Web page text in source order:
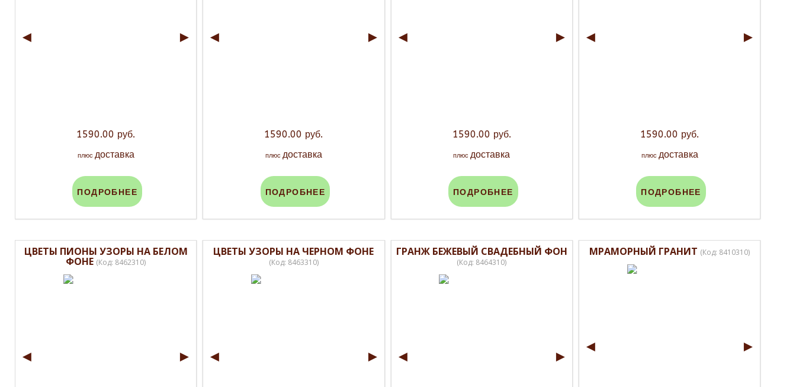
◄ ►
1590.00 руб.
плюс доставка
ПОДРОБНЕЕ
◄ ►
1590.00 руб.
плюс доставка
ПОДРОБНЕЕ
◄ ►
1590.00 руб.
плюсдоставка
ПОДРОБНЕЕ
◄ ►
1590.00 руб.
плюс доставка
ПОДРОБНЕЕ
ЦВЕТЫ ПИОНЫ УЗОРЫ НА БЕЛОМ
ФОНЕ (Код: 8462310)
◄ ►
ЦВЕТЫ УЗОРЫ НА ЧЕРНОМ ФОНЕ
(Код: 8463310)
◄ ►
ГРАНЖ БЕЖЕВЫЙ СВАДЕБНЫЙ ФОН
(Код: 8464310)
◄ ►
МРАМОРНЫЙ ГРАНИТ (Код: 8410310)
◄ ►